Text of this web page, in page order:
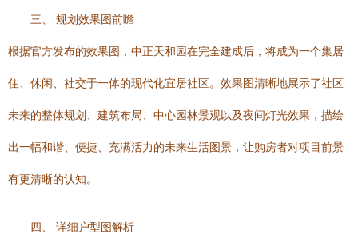
三、 规划效果图前瞻
根据官方发布的效果图，中正天和园在完全建成后，将成为一个集居
住、休闲、社交于一体的现代化宜居社区。效果图清晰地展示了社区
未来的整体规划、建筑布局、中心园林景观以及夜间灯光效果，描绘
出一幅和谐、便捷、充满活力的未来生活图景，让购房者对项目前景
有更清晰的认知。
四、 详细户型图解析